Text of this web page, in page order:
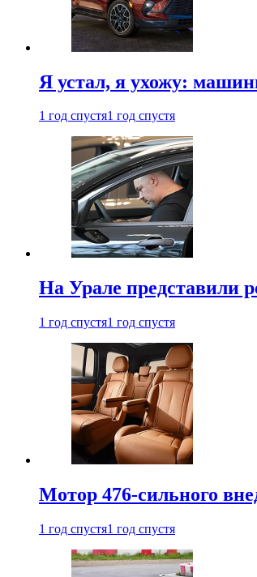
Я устал, я ухожу:
1 год спустя1 год спустя
На Урале представили
1 год спустя1 год спустя
Мотор 476-сильного
1 год спустя1 год спустя